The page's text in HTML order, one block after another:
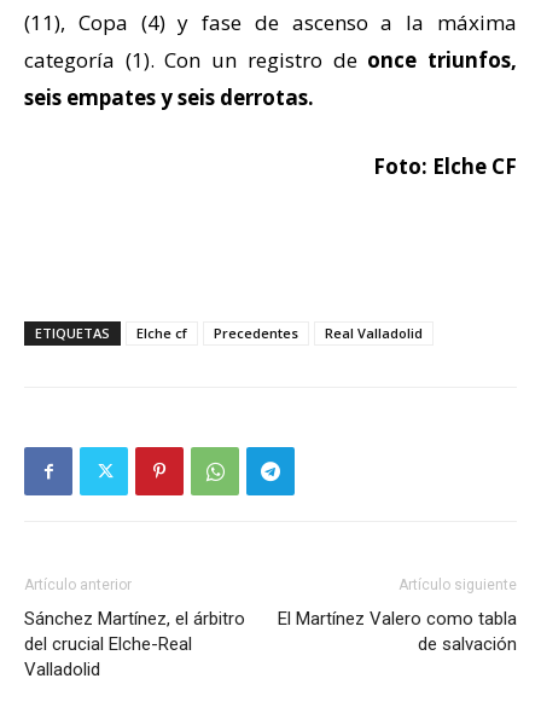
(11), Copa (4) y fase de ascenso a la máxima
categoría (1). Con un registro de once triunfos,
seis empates y seis derrotas.
Foto: Elche CF
ETIQUETAS Elche cf Precedentes Real Valladolid
Artículo anterior
Sánchez Martínez, el árbitro
del crucial Elche-Real
Valladolid
Artículo siguiente
El Martínez Valero como tabla
de salvación